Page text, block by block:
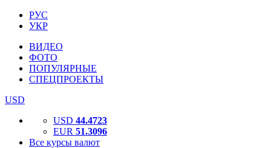
РУС
УКР
ВИДЕО
ФОТО
ПОПУЛЯРНЫЕ
СПЕЦПРОЕКТЫ
USD
USD 44.4723
EUR 51.3096
Все курсы валют